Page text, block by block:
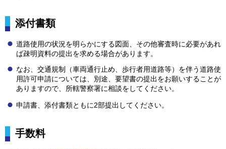
添付書類
道路使用の状況を明らかにする図面、その他審査時に必要があれ
ば疎明資料の提出を求める場合があります。
なお、交通規制（車両通行止め、歩行者用道路等）を伴う道路使
用許可申請については、別途、要望書の提出をお願いすることが
ありますので、所轄警察署に相談をしてください。
申請書、添付書類ともに2部提出してください。
手数料